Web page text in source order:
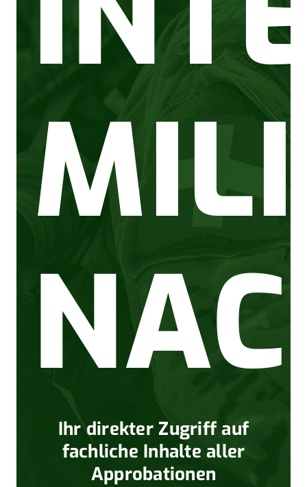
Ihr direkter Zugriff auf
fachliche Inhalte aller
Approbationen